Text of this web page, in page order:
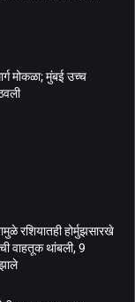
मोकळा; मुंबई उच्च
रशियातही होर्मुझसारखे
वाहतूक थांबली, 9